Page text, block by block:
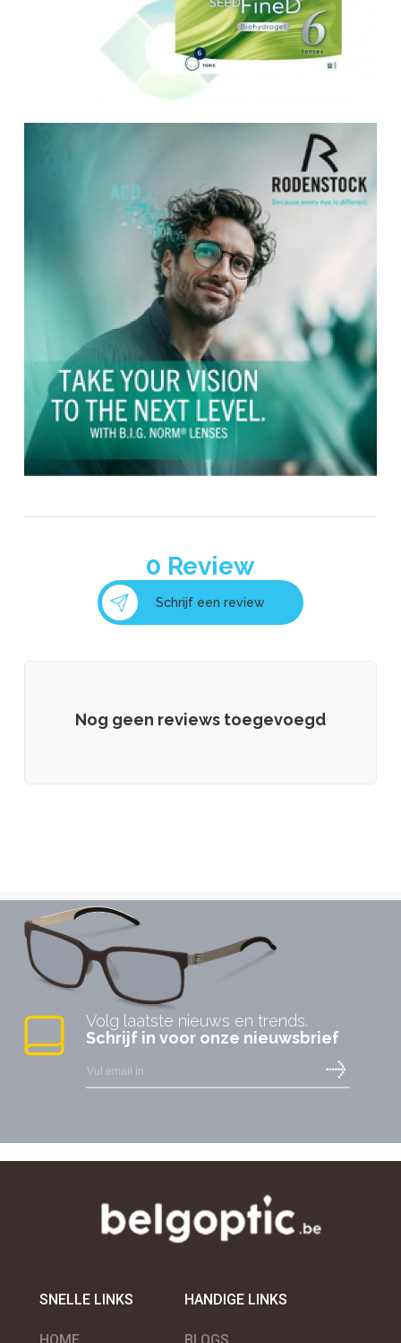
0 Review
Schrijf een review
Nog geen reviews toegevoegd
Volg laatste nieuws en trends.
Schrijf in voor onze nieuwsbrief
SNELLE LINKS HANDIGE LINKS